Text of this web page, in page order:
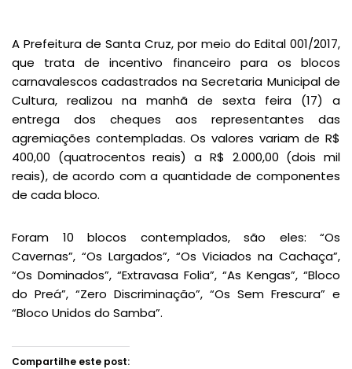
A Prefeitura de Santa Cruz, por meio do Edital 001/2017,
que trata de incentivo financeiro para os blocos
carnavalescos cadastrados na Secretaria Municipal de
Cultura, realizou na manhã de sexta feira (17) a
entrega dos cheques aos representantes das
agremiações contempladas. Os valores variam de R$
400,00 (quatrocentos reais) a R$ 2.000,00 (dois mil
reais), de acordo com a quantidade de componentes
de cada bloco.
Foram 10 blocos contemplados, são eles: “Os
Cavernas”, “Os Largados”, “Os Viciados na Cachaça”,
“Os Dominados”, “Extravasa Folia”, “As Kengas”, “Bloco
do Preá”, “Zero Discriminação”, “Os Sem Frescura” e
“Bloco Unidos do Samba”.
Compartilhe este post: